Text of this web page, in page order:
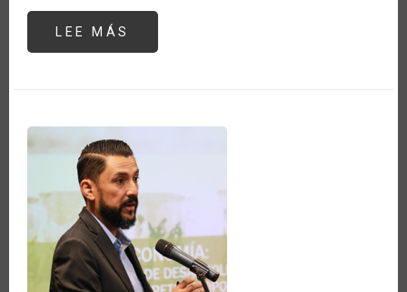
LEE MÁS
Y
COVID-
19:
PRIMERA
REUNIÓN
DE
EXPERTOS